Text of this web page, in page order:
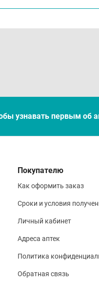
узнавать первым об
Покупателю
Как оформить заказ
Сроки и условия
Личный кабинет
Адреса аптек
Политика
Обратная связь